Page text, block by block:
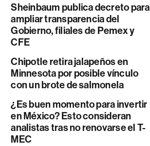
Sheinbaum publica decreto para
ampliar transparencia del
Gobierno, filiales de Pemex y
CFE
Chipotle retira jalapeños en
Minnesota por posible vínculo
con un brote de salmonela
¿Es buen momento para invertir
en México? Esto consideran
analistas tras no renovarse el T-
MEC